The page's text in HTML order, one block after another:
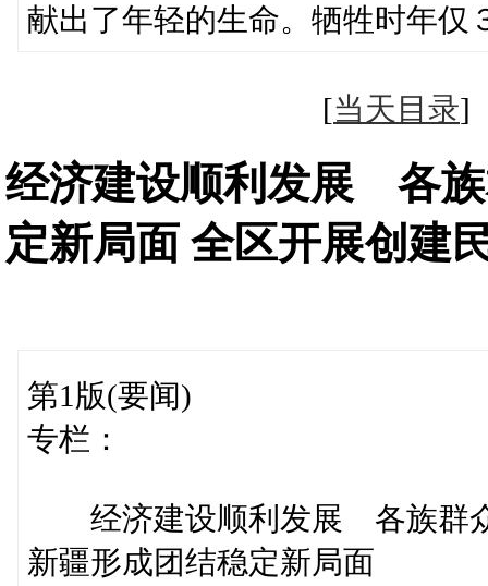
献出了年轻的生命。牺牲时年仅
[当天目录
经济建设顺利发展 各族
定新局面 全区开展创建
第1版(要闻)
专栏：
经济建设顺利发展 各族群
新疆形成团结稳定新局面